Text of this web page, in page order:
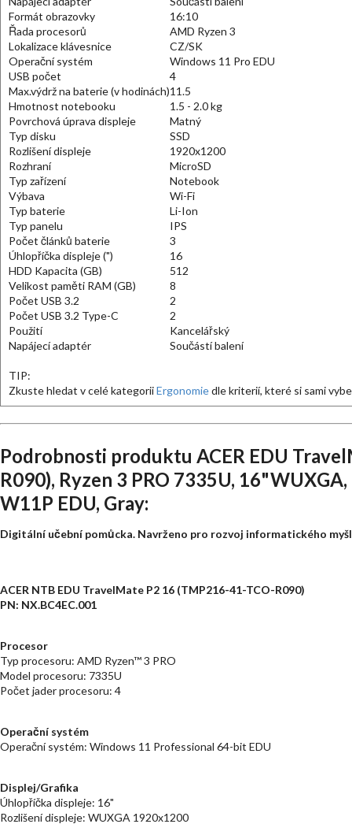
Formát obrazovky
16:10
Řada procesorů
AMD Ryzen 3
Lokalizace klávesnice
CZ/SK
Operační systém
Windows 11 Pro EDU
USB počet
4
Max.výdrž na baterie (v hodinách)11.5
Hmotnost notebooku
1.5 - 2.0 kg
Povrchová úprava displeje
Matný
Typ disku
SSD
Rozlišení displeje
1920x1200
Rozhraní
MicroSD
Typ zařízení
Notebook
Výbava
Wi-Fi
Typ baterie
Li-Ion
Typ panelu
IPS
Počet článků baterie
3
Úhlopříčka displeje (")
16
HDD Kapacita (GB)
512
Velikost paměti RAM (GB)
8
Počet USB 3.2
2
Počet USB 3.2 Type-C
2
Použití
Kancelářský
Napájecí adaptér
Součástí balení
TIP:
Zkuste hledat v celé kategoriiErgonomiedle kriterií, které si sami
Podrobnosti produktu ACER EDU
R090), Ryzen 3 PRO 7335U, 16"WUXGA,
W11P EDU, Gray:
Digitální učební pomůcka. Navrženo pro rozvoj informatického
ACER NTB EDU TravelMate P2 16 (TMP216-41-TCO-R090)
PN: NX.BC4EC.001
Procesor
Typ procesoru: AMD Ryzen™ 3 PRO
Model procesoru: 7335U
Počet jader procesoru: 4
Operační systém
Operační systém: Windows 11 Professional 64-bit EDU
Displej/Grafika
Úhlopříčka displeje: 16"
Rozlišení displeje: WUXGA 1920x1200